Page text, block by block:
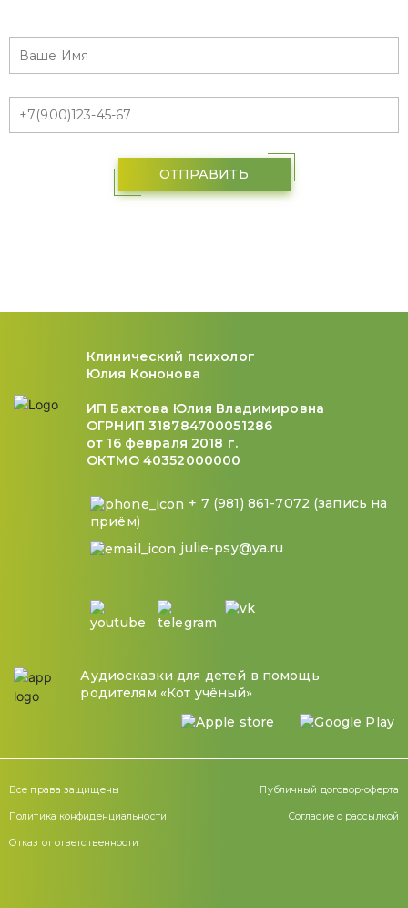
ОТПРАВИТЬ
Клинический психолог
Юлия Кононова
ИП Бахтова Юлия Владимировна
ОГРНИП 318784700051286
от 16 февраля 2018 г.
ОКТМО 40352000000
+ 7 (981) 861-7072 (запись на
приём)
julie-psy@ya.ru
Аудиосказки для детей в помощь
родителям «Кот учёный»
Все права защищены Публичный договор-оферта
Политика конфиденциальности Согласие с рассылкой
Отказ от ответственности